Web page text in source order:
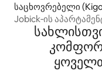
საცხოვრებელი
Jobick‑ის